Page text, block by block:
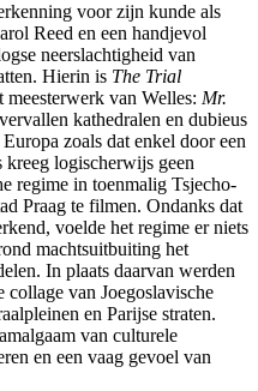
voor zijn kunde als
Reed en een handjevol
neerslachtigheid van
Hierin is The Trial
meesterwerk van Welles: Mr.
kathedralen en dubieus
zoals dat enkel door een
logischerwijs geen
regime in toenmalig Tsjecho-
Praag te filmen. Ondanks dat
voelde het regime er niets
machtsuitbuiting het
In plaats daarvan werden
van Joegoslavische
en Parijse straten.
van culturele
en een vaag gevoel van